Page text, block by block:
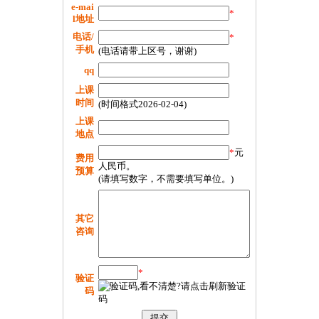
e-mai
l地址
*
电话/
手机
*
(电话请带上区号，谢谢)
qq
上课
时间 (时间格式2026-02-04)
上课
地点
费用
预算
*元
人民币。
(请填写数字，不需要填写单位。)
其它
咨询
验证
码
*